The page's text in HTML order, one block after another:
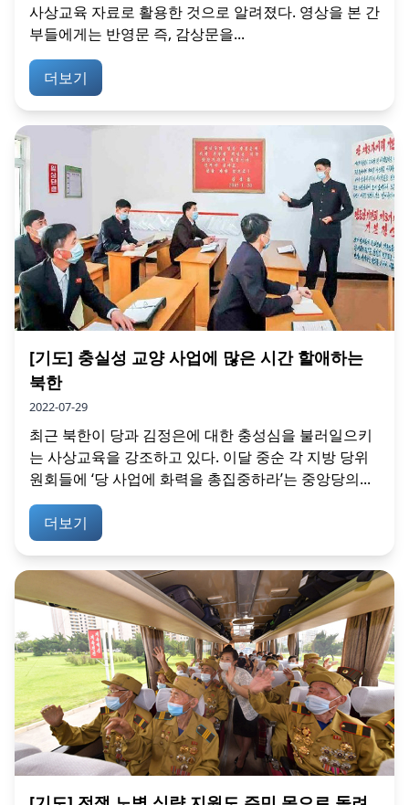
사상교육 자료로 활용한 것으로 알려졌다. 영상을 본 간
부들에게는 반영문 즉, 감상문을...
더보기
[기도] 충실성 교양 사업에 많은 시간 할애하는
북한
2022-07-29
최근 북한이 당과 김정은에 대한 충성심을 불러일으키
는 사상교육을 강조하고 있다. 이달 중순 각 지방 당위
원회들에 ‘당 사업에 화력을 총집중하라’는 중앙당의...
더보기